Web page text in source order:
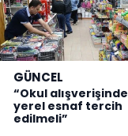
GÜNCEL
“Okul alışverişinde
yerel esnaf tercih
edilmeli”